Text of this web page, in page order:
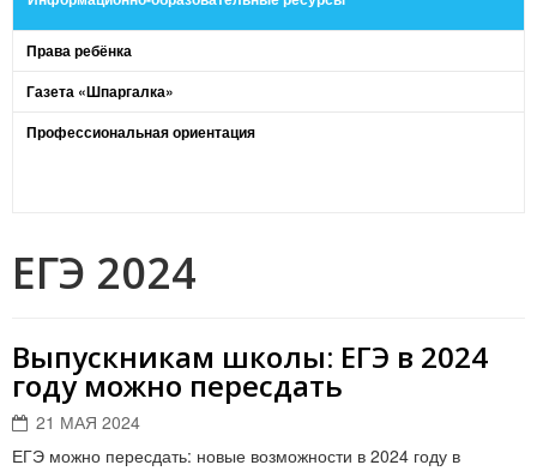
Права ребёнка
Газета «Шпаргалка»
Профессиональная ориентация
ЕГЭ 2024
Выпускникам школы: ЕГЭ в 2024
году можно пересдать
21 МАЯ 2024
ЕГЭ можно пересдать: новые возможности в 2024 году в